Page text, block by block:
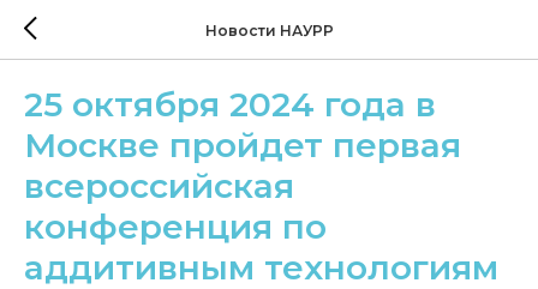
Новости НАУРР
25 октября 2024 года в
Москве пройдет первая
всероссийская
конференция по
аддитивным технологиям